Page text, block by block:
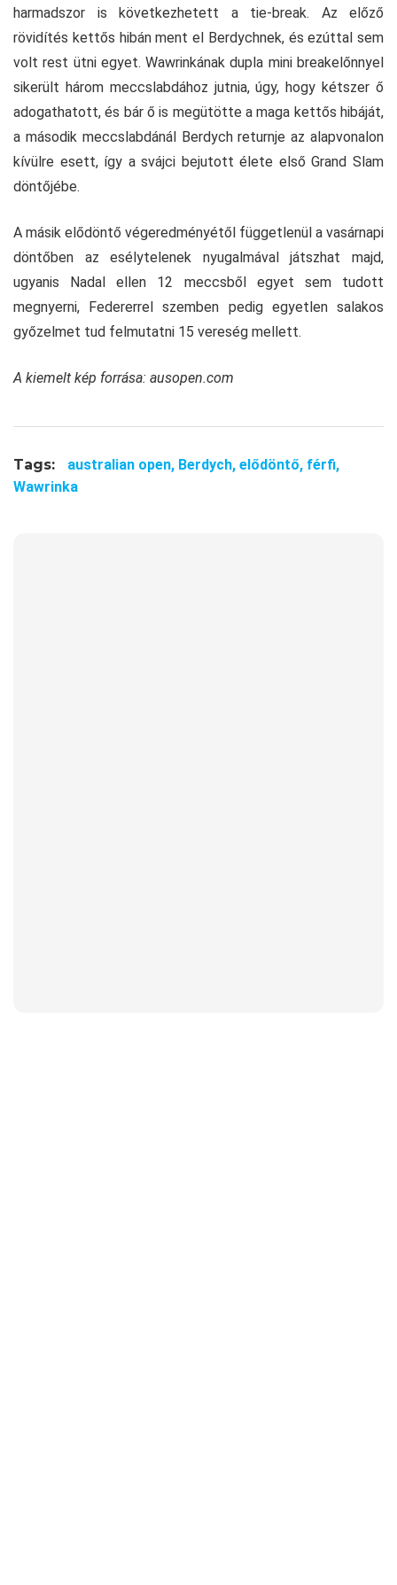
harmadszor is következhetett a tie-break. Az előző
rövidítés kettős hibán ment el Berdychnek, és ezúttal sem
volt rest ütni egyet. Wawrinkának dupla mini breakelőnnyel
sikerült három meccslabdához jutnia, úgy, hogy kétszer ő
adogathatott, és bár ő is megütötte a maga kettős hibáját,
a második meccslabdánál Berdych returnje az alapvonalon
kívülre esett, így a svájci bejutott élete első Grand Slam
döntőjébe.
A másik elődöntő végeredményétől függetlenül a vasárnapi
döntőben az esélytelenek nyugalmával játszhat majd,
ugyanis Nadal ellen 12 meccsből egyet sem tudott
megnyerni, Federerrel szemben pedig egyetlen salakos
győzelmet tud felmutatni 15 vereség mellett.
A kiemelt kép forrása: ausopen.com
Tags: australian open, Berdych, elődöntő, férfi,
Wawrinka